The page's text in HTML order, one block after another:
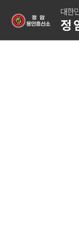
대한
정